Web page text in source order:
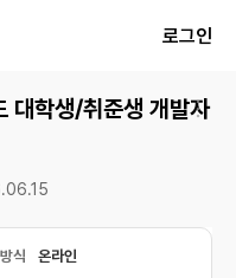
로그인
대학생/취준생 개발자
식 온라인